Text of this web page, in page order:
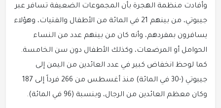
وأفادت منظمة الهجرة بأن المجموعات الضعيفة تسافر عبر
جيبوتي، من بينهم 21 في المائة من الأطفال والفتيات، وهؤلاء
يسافرون بمفردهم، وأنه كان من بينهم عدد من النساء
الحوامل أو المرضعات، وكذلك الأطفال دون سن الخامسة.
كما لوحظ انخفاض كبير في عدد العائدين من اليمن إلى
جيبوتي (-30 في المائة) منذ أغسطس من 266 فرداً إلى 187
وكان معظم العائدين من الرجال، وبنسبة (96 في المائة).